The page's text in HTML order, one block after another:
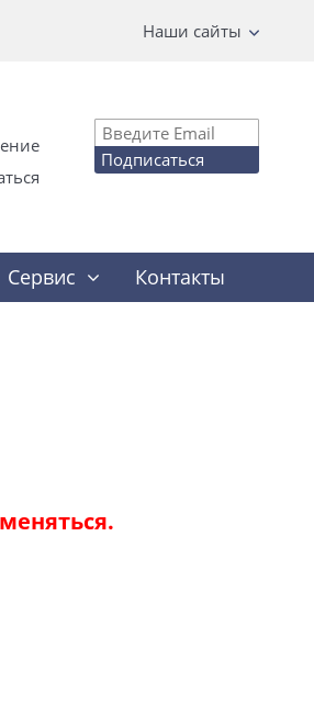
Наши сайты
Подписаться
Сервис Контакты